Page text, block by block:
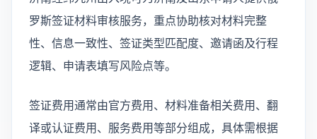
罗斯签证材料审核服务，重点协助核对材料完整
性、信息一致性、签证类型匹配度、邀请函及行程
逻辑、申请表填写风险点等。
签证费用通常由官方费用、材料准备相关费用、翻
译或认证费用、服务费用等部分组成，具体需根据